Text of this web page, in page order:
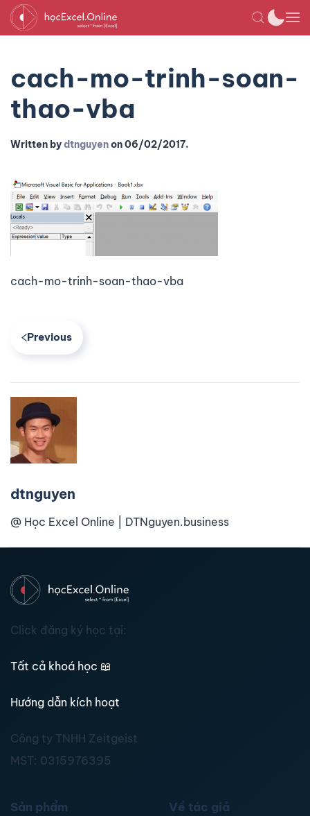
cach-mo-trinh-soan-
thao-vba
Written bydtnguyenon06/02/2017.
cach-mo-trinh-soan-thao-vba
Previous
dtnguyen
@ Học Excel Online | DTNguyen.business
Click đăng ký học tại:
Tất cả khoá học 📖
Hướng dẫn kích hoạt
Công ty TNHH Zeitgeist
MST: 0315976395
Sản phẩm Về tác giả